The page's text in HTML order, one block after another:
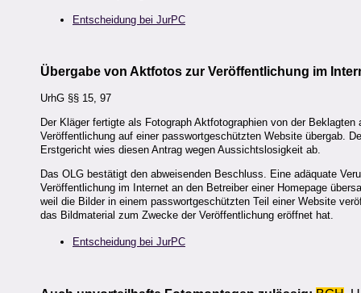
Entscheidung bei JurPC
Übergabe von Aktfotos zur Veröffentlichung im
UrhG §§ 15, 97
Der Kläger fertigte als Fotograph Aktfotographien von der
Veröffentlichung auf einer passwortgeschützten Website übergab.
Erstgericht wies diesen Antrag wegen Aussichtslosigkeit ab.
Das OLG bestätigt den abweisenden Beschluss. Eine adäquate
Veröffentlichung im Internet an den Betreiber einer Homepage
weil die Bilder in einem passwortgeschützten Teil einer Website
das Bildmaterial zum Zwecke der Veröffentlichung eröffnet hat.
Entscheidung bei JurPC